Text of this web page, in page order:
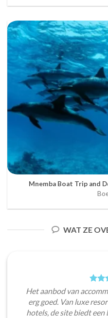
Mnemba Boat Trip and
WAT ZE
Het aanbod van
erg goed. Van luxe
hotels, de site biedt een